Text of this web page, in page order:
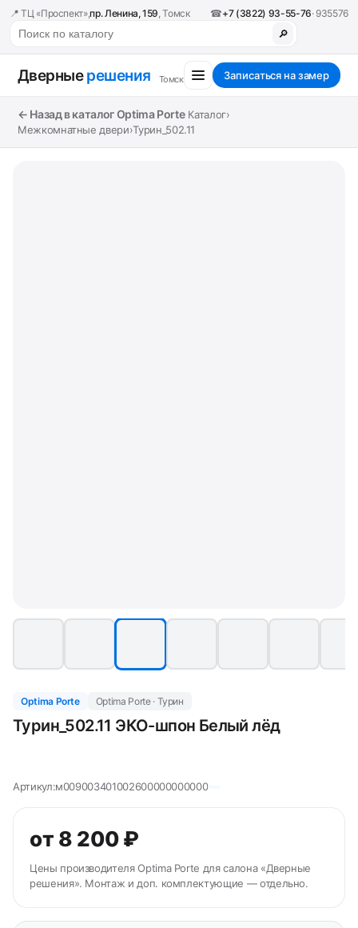
📍 ТЦ «Проспект»,пр. Ленина, 159, Томск ☎+7 (3822) 93-55-76· 935576
🔎
Дверныерешения Томск Записаться на замер
← Назад в каталог Optima Porte Каталог›
Межкомнатные двери›Турин_502.11
Optima Porte Optima Porte · Турин
Турин_502.11 ЭКО-шпон Белый лёд
Артикул:м009003401002600000000000
от 8 200 ₽
Цены производителя Optima Porte для салона «Дверные
решения». Монтаж и доп. комплектующие — отдельно.